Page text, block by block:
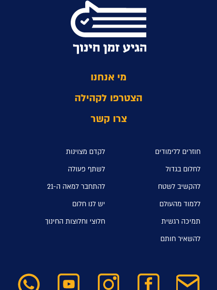
מי אנחנו
הצטרפו לקהילה
צרו קשר
חוזרים ללימודים
לקדם מצוינות
לחלום בגדול
לשתף פעולה
להקשיב לשטח
להתחבר למאה ה-21
ללמוד מהעולם
יש לנו חלום
תמיכה רגשית
חלוצי וחלוצות החינוך
להשאיר חותם